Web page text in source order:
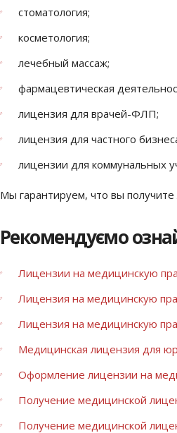
стоматология;
косметология;
лечебный массаж;
фармацевтическая
лицензия для врачей-ФЛП;
лицензия для частного
лицензии для коммунальных
Мы гарантируем, что вы
Рекомендуємо
Лицензии на медицинскую
Лицензия на медицинскую
Лицензия на медицинскую
Медицинская лицензия для
Оформление лицензии на
Получение медицинской
Получение медицинской